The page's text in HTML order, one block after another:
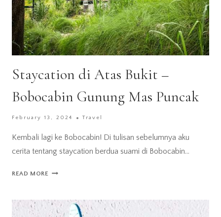
Staycation di Atas Bukit –
Bobocabin Gunung Mas Puncak
February 13, 2024 Travel
Kembali lagi ke Bobocabin! Di tulisan sebelumnya aku
cerita tentang staycation berdua suami di Bobocabin…
READ MORE STAYCATION
BUKIT